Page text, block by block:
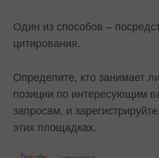
Один из способов –
цитирования.
Определите, кто занимает
позиции по интересующим
запросам, и
этих площадках.